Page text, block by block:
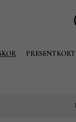
PRESENTKORT